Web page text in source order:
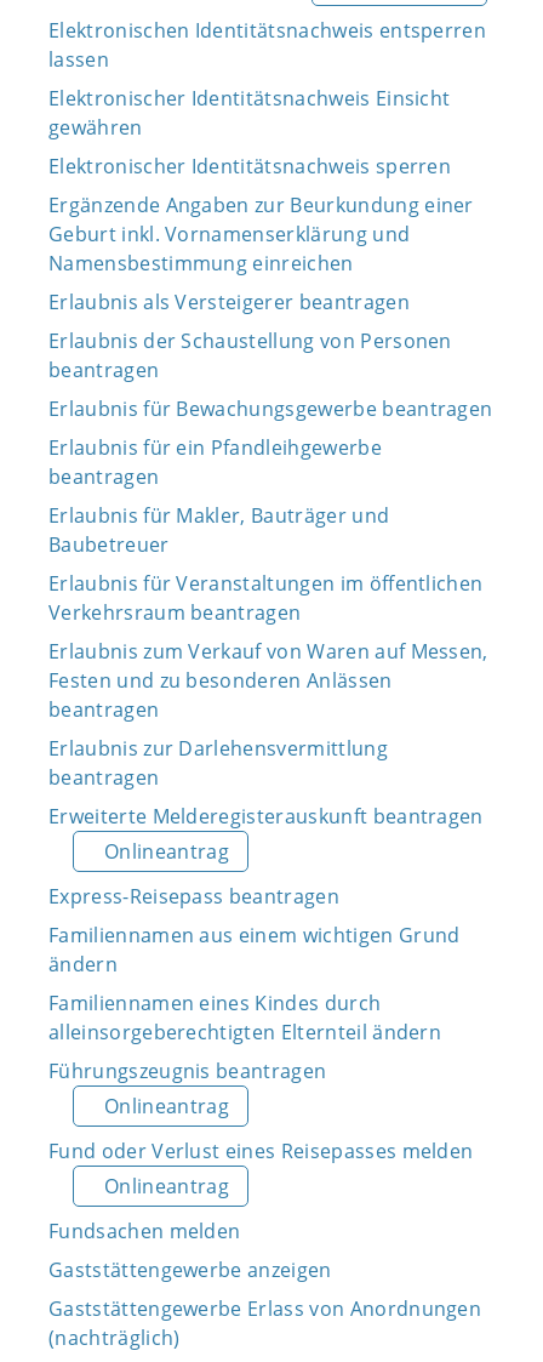
Elektronischen Identitätsnachweis entsperren
lassen
Elektronischer Identitätsnachweis Einsicht
gewähren
Elektronischer Identitätsnachweis sperren
Ergänzende Angaben zur Beurkundung einer
Geburt inkl. Vornamenserklärung und
Namensbestimmung einreichen
Erlaubnis als Versteigerer beantragen
Erlaubnis der Schaustellung von Personen
beantragen
Erlaubnis für Bewachungsgewerbe beantragen
Erlaubnis für ein Pfandleihgewerbe
beantragen
Erlaubnis für Makler, Bauträger und
Baubetreuer
Erlaubnis für Veranstaltungen im öffentlichen
Verkehrsraum beantragen
Erlaubnis zum Verkauf von Waren auf Messen,
Festen und zu besonderen Anlässen
beantragen
Erlaubnis zur Darlehensvermittlung
beantragen
Erweiterte Melderegisterauskunft beantragen
Onlineantrag
Express-Reisepass beantragen
Familiennamen aus einem wichtigen Grund
ändern
Familiennamen eines Kindes durch
alleinsorgeberechtigten Elternteil ändern
Führungszeugnis beantragen
Onlineantrag
Fund oder Verlust eines Reisepasses melden
Onlineantrag
Fundsachen melden
Gaststättengewerbe anzeigen
Gaststättengewerbe Erlass von Anordnungen
(nachträglich)